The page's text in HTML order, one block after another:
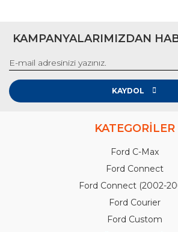
KAMPANYALARIMIZDAN
KAYDOL
KATEGORİLER
Ford C-Max
Ford Connect
Ford Connect (2002-
Ford Courier
Ford Custom